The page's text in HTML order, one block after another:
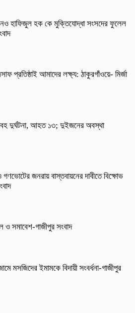
হাফিজুল হক কে মুক্তিযোদ্ধা সংসদের ফুলেল
প্রতিষ্ঠাই আমাদের লক্ষ্য: ঠাকুরগাঁওয়ে- মির্জা
দুর্ঘটনা, আহত ১৩; দুইজনের অবস্থা
জনরায় বাস্তবায়নের দাবীতে বিক্ষোভ
ও সমাবেশ-গাজীপুর সংবাদ
মসজিদের ইমামকে বিদায়ী সংবর্ধনা-গাজীপুর